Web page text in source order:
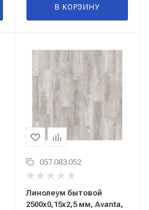
В КОРЗИНУ
057.083.052
Линолеум бытовой
2500x0,15x2,5 мм, Avanta,